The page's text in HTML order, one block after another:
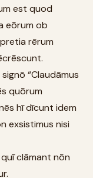
est quod
eōrum ob
rērum
“Claudāmus
quōrum
hī dīcunt idem
exsistimus nisi
clāmant nōn